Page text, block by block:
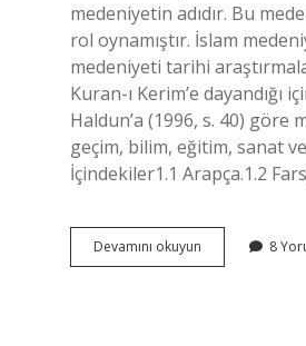
medeniyetin adıdır. Bu
rol oynamıştır. İslam
medeniyeti tarihi
Kuran-ı Kerim’e
Haldun’a (1996, s. 40)
geçim, bilim, eğitim, sanat
İçindekiler1.1 Arapça.1.2
Devamını okuyun
Medeniyetinin
8